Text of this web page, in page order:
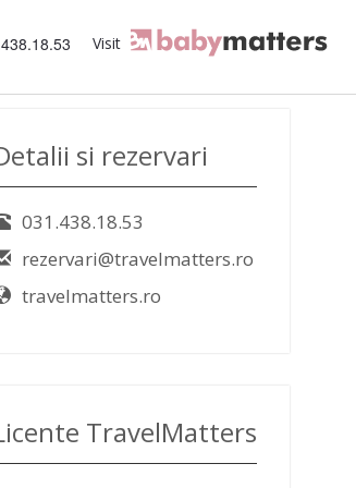
Visit
si rezervari
031.438.18.53
rezervari@travelmatters.ro
travelmatters.ro
TravelMatters